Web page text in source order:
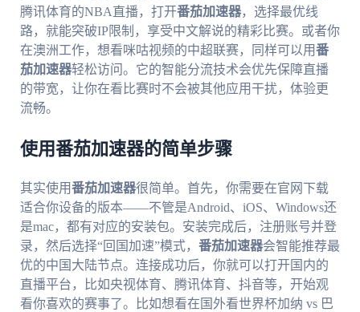
腾讯体育的NBA直播，打开番茄加速器，选择最优线
路，就能突破IP限制，享受中文解说的精彩比赛。或者你
在澳洲工作，想看咪咕视频的中超联赛，同样可以用番
茄加速器轻松访问。它的智能分流技术会优先保障直播
的带宽，让你在看比赛时不会被其他应用干扰，体验更
流畅。
使用番茄加速器的简单步骤
其实使用番茄加速器很简单。首先，你需要在官网下载
适合你设备的版本——不管是Android、iOS、Windows还
是mac，都有对应的安装包。安装完成后，注册账号并登
录，然后选择“回国加速”模式， 番茄加速器会智能推荐最
优的中国大陆节点。连接成功后，你就可以打开国内的
直播平台，比如央视体育、腾讯体育、抖音等，开始观
看你喜欢的赛事了。比如想看在国外看世界杯加纳 vs 巴